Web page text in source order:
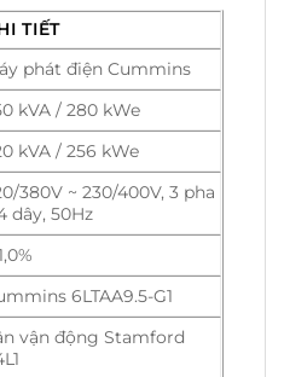
TIẾT
phát điện Cummins
kVA / 280 kWe
kVA / 256 kWe
380V ~ 230/400V, 3 pha
dây, 50Hz
6LTAA9.5-G1
vận động Stamford